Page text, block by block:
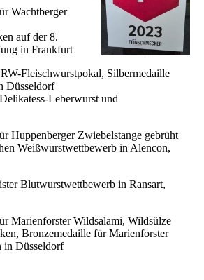
Wachtberger
auf der 8.
in Frankfurt
Fleischwurstpokal, Silbermedaille
Düsseldorf
Leberwurst und
Huppenberger Zwiebelstange gebrüht
Weißwurstwettbewerb in Alencon,
Blutwurstwettbewerb in Ransart,
Marienforster Wildsalami, Wildsülze
Bronzemedaille für Marienforster
in Düsseldorf